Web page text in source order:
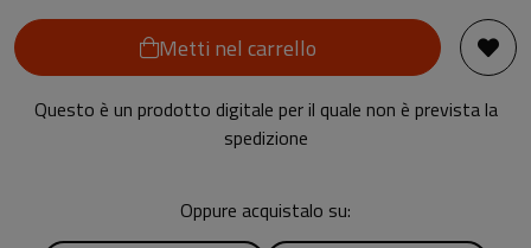
Metti nel carrello
Questo è un prodotto digitale per il quale non è prevista la
spedizione
Oppure acquistalo su: